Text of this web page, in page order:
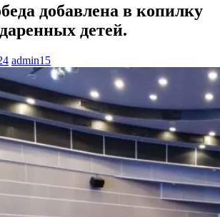
добавлена в копилку
детей.
admin15